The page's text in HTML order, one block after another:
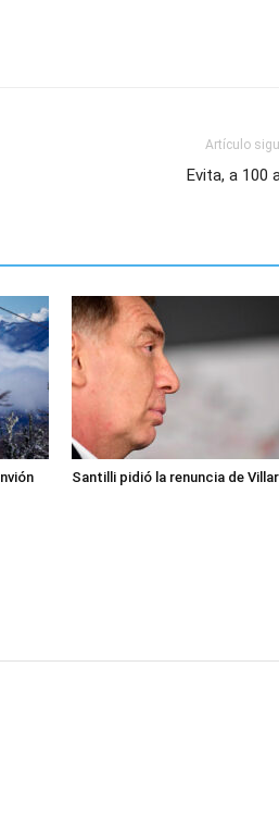
Artículo
Evita, a 100
Santilli pidió la renuncia de